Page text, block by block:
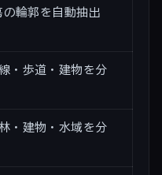
の輪郭を自動抽出
・歩道・建物を分
・建物・水域を分